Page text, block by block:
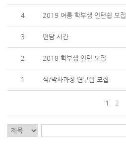
4 2019 여름 학부생 인턴쉽 모집
3 면담 시간
2 2018 학부생 인턴 모집
1 석/박사과정 연구원 모집
1 2